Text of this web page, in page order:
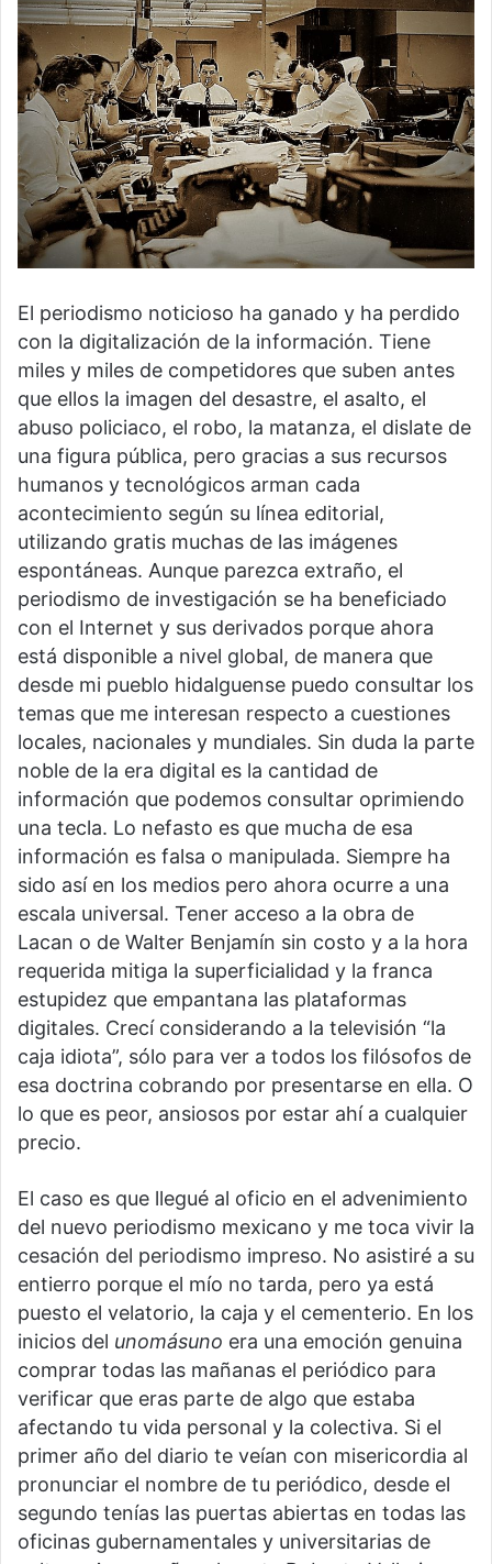
El periodismo noticioso ha ganado y ha perdido
con la digitalización de la información. Tiene
miles y miles de competidores que suben antes
que ellos la imagen del desastre, el asalto, el
abuso policiaco, el robo, la matanza, el dislate de
una figura pública, pero gracias a sus recursos
humanos y tecnológicos arman cada
acontecimiento según su línea editorial,
utilizando gratis muchas de las imágenes
espontáneas. Aunque parezca extraño, el
periodismo de investigación se ha beneficiado
con el Internet y sus derivados porque ahora
está disponible a nivel global, de manera que
desde mi pueblo hidalguense puedo consultar los
temas que me interesan respecto a cuestiones
locales, nacionales y mundiales. Sin duda la parte
noble de la era digital es la cantidad de
información que podemos consultar oprimiendo
una tecla. Lo nefasto es que mucha de esa
información es falsa o manipulada. Siempre ha
sido así en los medios pero ahora ocurre a una
escala universal. Tener acceso a la obra de
Lacan o de Walter Benjamín sin costo y a la hora
requerida mitiga la superficialidad y la franca
estupidez que empantana las plataformas
digitales. Crecí considerando a la televisión “la
caja idiota”, sólo para ver a todos los filósofos de
esa doctrina cobrando por presentarse en ella. O
lo que es peor, ansiosos por estar ahí a cualquier
precio.
El caso es que llegué al oficio en el advenimiento
del nuevo periodismo mexicano y me toca vivir la
cesación del periodismo impreso. No asistiré a su
entierro porque el mío no tarda, pero ya está
puesto el velatorio, la caja y el cementerio. En los
inicios del unomásuno era una emoción genuina
comprar todas las mañanas el periódico para
verificar que eras parte de algo que estaba
afectando tu vida personal y la colectiva. Si el
primer año del diario te veían con misericordia al
pronunciar el nombre de tu periódico, desde el
segundo tenías las puertas abiertas en todas las
oficinas gubernamentales y universitarias de